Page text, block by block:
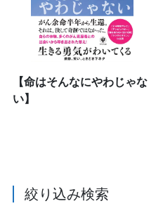
【命はそんなにやわじゃな
い】
絞り込み検索